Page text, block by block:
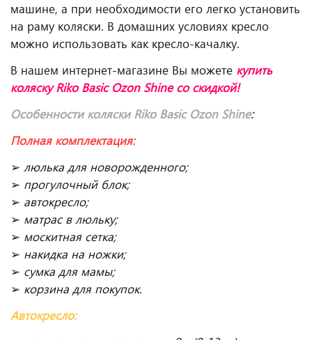
машине, а при необходимости его легко установить
на раму коляски. В домашних условиях кресло
можно использовать как кресло-качалку.
В нашем интернет-магазине Вы можете купить
коляску Riko Basic Ozon Shineсо скидкой!
Особенности коляски Riko Basic Ozon Shine:
Полная комплектация:
➢ люлька для новорожденного;
➢ прогулочный блок;
➢ автокресло;
➢ матрас в люльку;
➢ москитная сетка;
➢ накидка на ножки;
➢ сумка для мамы;
➢ корзина для покупок.
Автокресло: